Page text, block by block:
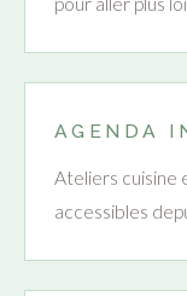
AGENDA
Ateliers cuisine
accessibles